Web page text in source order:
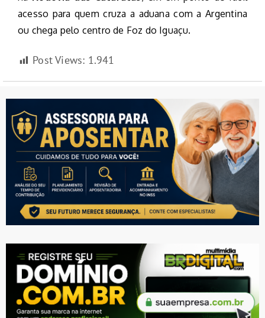
acesso para quem cruza a aduana com a Argentina
ou chega pelo centro de Foz do Iguaçu.
Post Views: 1.941